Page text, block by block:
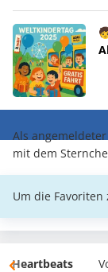
Als
mit dem
Um die Favoriten
Heartbeats